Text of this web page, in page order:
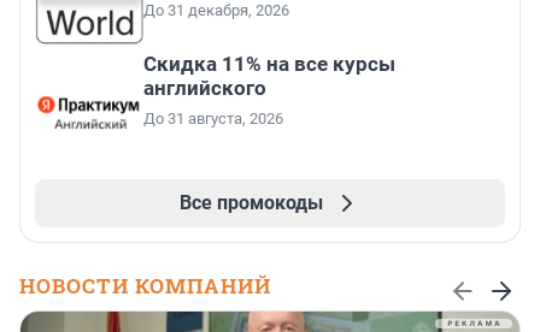
До 31 декабря, 2026
Скидка 11% на все курсы
английского
До 31 августа, 2026
Все промокоды
НОВОСТИ КОМПАНИЙ